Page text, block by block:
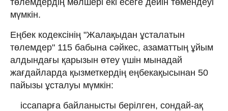
мүмкін.
Еңбек кодексінің "Жалақыдан ұсталатын
төлемдер" 115 бабына сәйкес, азаматтың ұйым
алдындағы қарызын өтеу үшін мынадай
жағдайларда қызметкердің еңбекақысынан 50
пайызы ұсталуы мүмкін:
іссапарға байланысты берілген, сондай-ақ